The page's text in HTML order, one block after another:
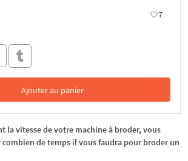
7
Ajouter au panier
Dans le panier
la vitesse de votre machine à broder, vous
combien de temps il vous faudra pour broder un